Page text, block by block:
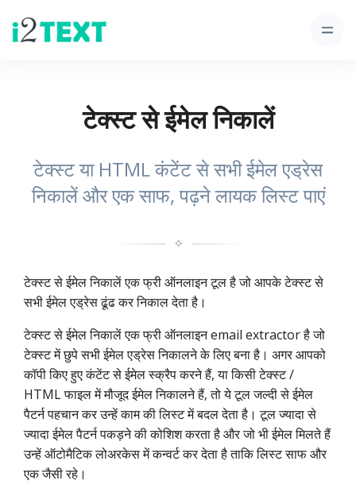
टेक्स्ट से ईमेल निकालें
टेक्स्ट या HTML कंटेंट से सभी ईमेल एड्रेस
निकालें और एक साफ, पढ़ने लायक लिस्ट पाएं
✧
टेक्स्ट से ईमेल निकालें एक फ्री ऑनलाइन टूल है जो आपके टेक्स्ट से
सभी ईमेल एड्रेस ढूंढ कर निकाल देता है।
टेक्स्ट से ईमेल निकालें एक फ्री ऑनलाइन email extractor है जो
टेक्स्ट में छुपे सभी ईमेल एड्रेस निकालने के लिए बना है। अगर आपको
कॉपी किए हुए कंटेंट से ईमेल स्क्रैप करने हैं, या किसी टेक्स्ट /
HTML फाइल में मौजूद ईमेल निकालने हैं, तो ये टूल जल्दी से ईमेल
पैटर्न पहचान कर उन्हें काम की लिस्ट में बदल देता है। टूल ज्यादा से
ज्यादा ईमेल पैटर्न पकड़ने की कोशिश करता है और जो भी ईमेल मिलते हैं
उन्हें ऑटोमैटिक लोअरकेस में कन्वर्ट कर देता है ताकि लिस्ट साफ और
एक जैसी रहे।